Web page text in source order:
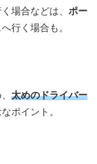
場合などは、 ポー
行く場合も。
太めのドライバー
ポイント。